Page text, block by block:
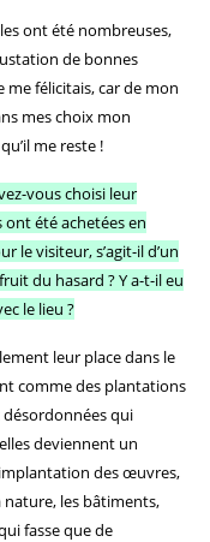
ont été nombreuses,
de bonnes
me félicitais, car de mon
mes choix mon
me reste !
vous choisi leur
été achetées en
le visiteur, s’agit-il d’un
du hasard ? Y a-t-il eu
le lieu ?
leur place dans le
comme des plantations
désordonnées qui
deviennent un
des œuvres,
nature, les bâtiments,
fasse que de